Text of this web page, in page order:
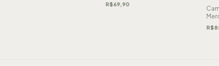
R$69,90